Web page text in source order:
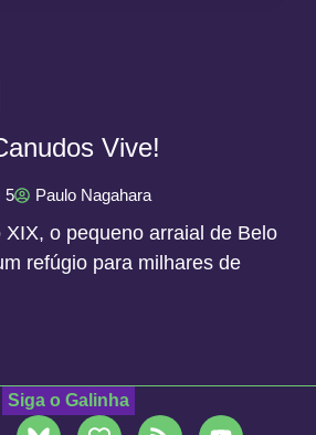
Vive!
5 Paulo Nagahara
o pequeno arraial de Belo
refúgio para milhares de
Siga o Galinha